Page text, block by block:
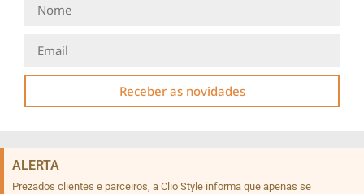
Receber as novidades
ALERTA
Prezados clientes e parceiros, a Clio Style informa que apenas se